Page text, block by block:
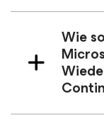
Wie